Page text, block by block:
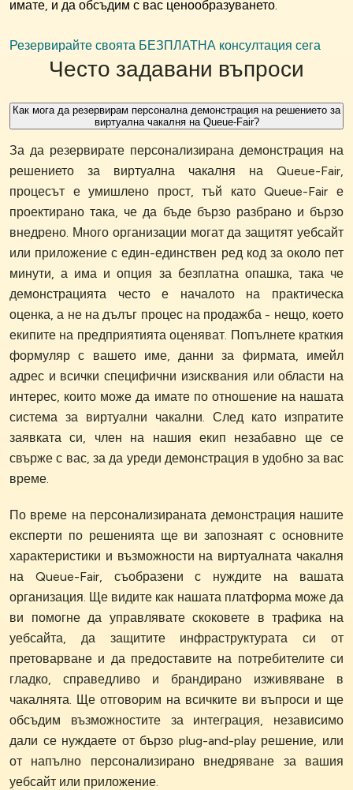
имате, и да обсъдим с вас ценообразуването.
Резервирайте своята БЕЗПЛАТНА консултация сега
Често задавани въпроси
Как мога да резервирам персонална демонстрация на решението за
виртуална чакалня на Queue-Fair?
За да резервирате персонализирана демонстрация на
решението за виртуална чакалня на Queue-Fair,
процесът е умишлено прост, тъй като Queue-Fair е
проектирано така, че да бъде бързо разбрано и бързо
внедрено. Много организации могат да защитят уебсайт
или приложение с един-единствен ред код за около пет
минути, а има и опция за безплатна опашка, така че
демонстрацията често е началото на практическа
оценка, а не на дълъг процес на продажба - нещо, което
екипите на предприятията оценяват. Попълнете краткия
формуляр с вашето име, данни за фирмата, имейл
адрес и всички специфични изисквания или области на
интерес, които може да имате по отношение на нашата
система за виртуални чакални. След като изпратите
заявката си, член на нашия екип незабавно ще се
свърже с вас, за да уреди демонстрация в удобно за вас
време.
По време на персонализираната демонстрация нашите
експерти по решенията ще ви запознаят с основните
характеристики и възможности на виртуалната чакалня
на Queue-Fair, съобразени с нуждите на вашата
организация. Ще видите как нашата платформа може да
ви помогне да управлявате скоковете в трафика на
уебсайта, да защитите инфраструктурата си от
претоварване и да предоставите на потребителите си
гладко, справедливо и брандирано изживяване в
чакалнята. Ще отговорим на всичките ви въпроси и ще
обсъдим възможностите за интеграция, независимо
дали се нуждаете от бързо plug-and-play решение, или
от напълно персонализирано внедряване за вашия
уебсайт или приложение.